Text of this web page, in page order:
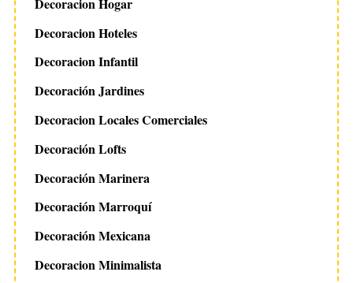
Decoracion Hoteles
Decoracion Infantil
Decoración Jardines
Decoracion Locales Comerciales
Decoración Lofts
Decoración Marinera
Decoración Marroquí
Decoración Mexicana
Decoracion Minimalista
o
: